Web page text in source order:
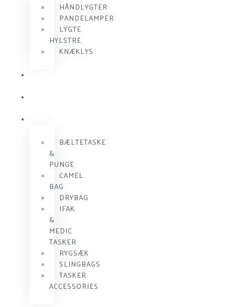
HÅNDLYGTER
PANDELAMPER
LYGTE
HYLSTRE
KNÆKLYS
BÆLTETASKE
&
PUNGE
CAMEL
BAG
DRYBAG
IFAK
&
MEDIC
TASKER
RYGSÆK
SLINGBAGS
TASKER
ACCESSORIES